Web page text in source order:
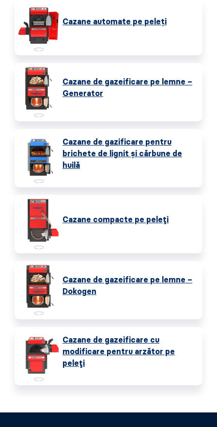
Cazane automate pe peleţi
Cazane de gazeificare pe lemne –
Generator
Cazane de gazificare pentru
brichete de lignit și cărbune de
huilă
Cazane compacte pe peleți
Cazane de gazeificare pe lemne –
Dokogen
Cazane de gazeificare cu
modificare pentru arzător pe
peleți